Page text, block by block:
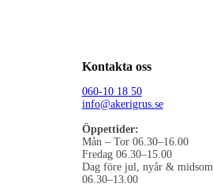
Kontakta oss
060-10 18 50
info@akerigrus.se
Öppettider:
Mån – Tor 06.30–16.00
Fredag 06.30–15.00
Dag före jul, nyår &
06.30–13.00